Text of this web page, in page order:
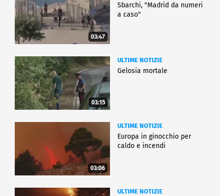
03:47
Sbarchi, "Madrid da numeri
a caso"
03:15
ULTIME NOTIZIE
Gelosia mortale
03:06
ULTIME NOTIZIE
Europa in ginocchio per
caldo e incendi
ULTIME NOTIZIE